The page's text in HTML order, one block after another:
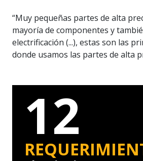
“Muy pequeñas partes de alta
mayoría de componentes y
electrificación (...), estas son las
donde usamos las partes de alta
12